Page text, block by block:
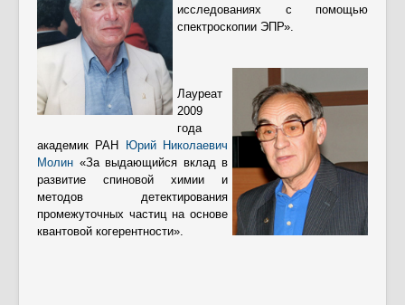
исследованиях с помощью
спектроскопии ЭПР».
Лауреат
2009
года
академик РАН Юрий Николаевич
Молин «За выдающийся вклад в
развитие спиновой химии и
методов детектирования
промежуточных частиц на основе
квантовой когерентности».